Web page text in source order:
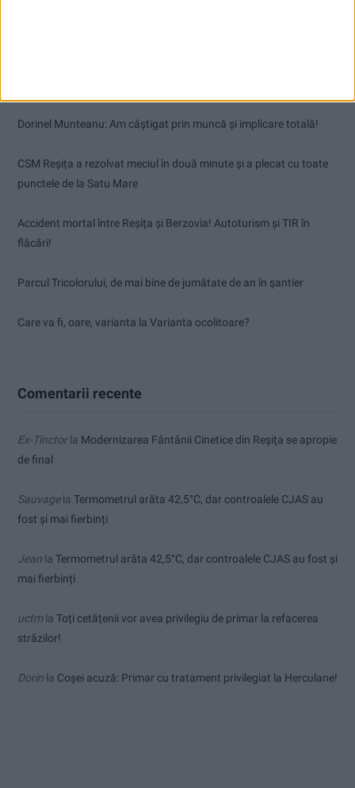
Dorinel Munteanu: Am câștigat prin muncă și implicare totală!
CSM Reșița a rezolvat meciul în două minute și a plecat cu toate
punctele de la Satu Mare
Accident mortal între Reșița și Berzovia! Autoturism și TIR în
flăcări!
Parcul Tricolorului, de mai bine de jumătate de an în șantier
Care va fi, oare, varianta la Varianta ocolitoare?
Comentarii recente
Ex-Tinctorla Modernizarea Fântânii Cinetice din Reșița se apropie
de final
Sauvagela Termometrul arăta 42,5°C, dar controalele CJAS au
fost și mai fierbinți
Jean la Termometrul arăta 42,5°C, dar controalele CJAS au fost și
mai fierbinți
uctmla Toți cetățenii vor avea privilegiu de primar la refacerea
străzilor!
Dorin la Coșei acuză: Primar cu tratament privilegiat la Herculane!